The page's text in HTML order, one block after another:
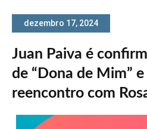
dezembro 17, 2024
Juan Paiva é
de “Dona de Mim”
reencontro com